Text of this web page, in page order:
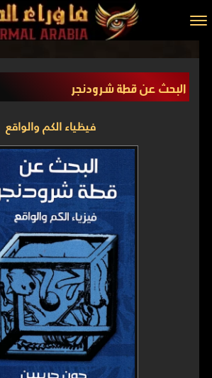
الرئيسية
مقالات
البحث عن قطة شرودنجر
فيظياء الكم والواقع